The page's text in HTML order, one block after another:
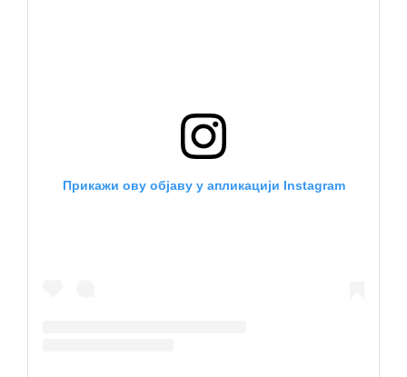
Прикажи ову објаву у апликацији Instagram